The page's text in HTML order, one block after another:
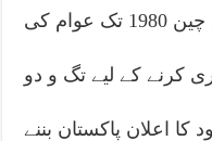
پھوٹتی بیماریوں کا مسکن چین 1980 تک عوام کی
کرنے کے لیے تگ و دو
اعلان پاکستان بننے